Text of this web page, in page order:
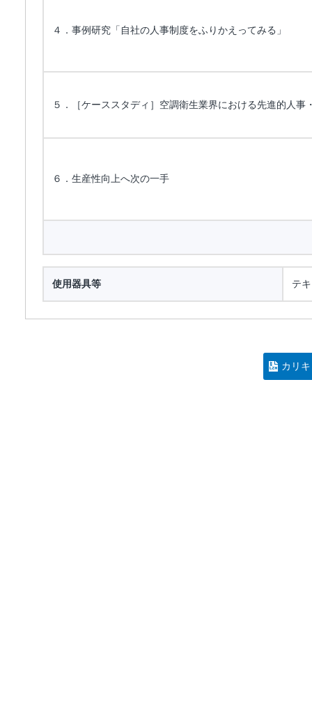
４．事例研究「自社の人事制度をふりかえってみる」
５．［ケーススタディ］空調衛生業界における先進的人事
６．生産性向上へ次の一手
使用器具等 テ
カリ